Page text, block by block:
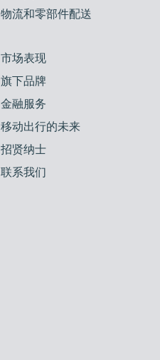
物流和零部件配送
市场表现
旗下品牌
金融服务
移动出行的未来
招贤纳士
联系我们